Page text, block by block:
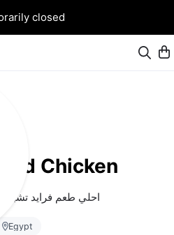
closed
Chicken
احلي طعم فرايد
Egypt